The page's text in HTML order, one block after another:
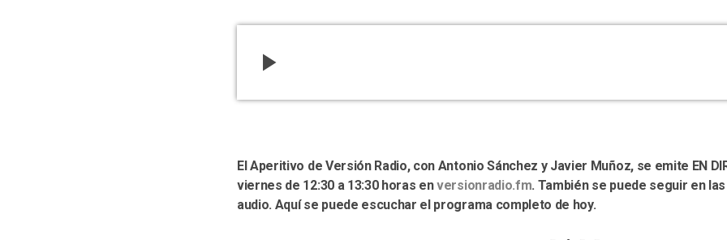
play_arrow
El Aperitivo de Versión Radio, con Antonio Sánchez y Javier Muñoz, se emite EN
viernes de 12:30 a 13:30 horas enversionradio.fm. También se puede seguir en
audio. Aquí se puede escuchar el programa completo de hoy.